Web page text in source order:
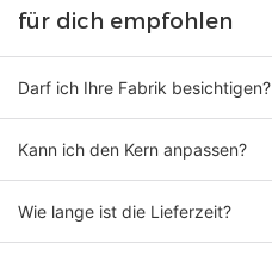
für dich empfohlen
Darf ich Ihre Fabrik besichtigen?
Kann ich den Kern anpassen?
Wie lange ist die Lieferzeit?